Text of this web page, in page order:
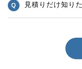
見積りだけ知り